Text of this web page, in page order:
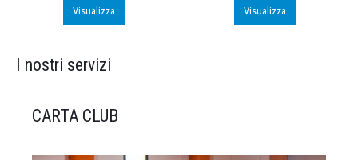
Visualizza Visualizza
I nostri servizi
CARTA CLUB